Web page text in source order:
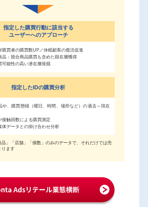
指定した購買行動に該当する
ユーザーへのアプローチ
買者の購買数UP／休眠顧客の復活促進
：競合商品購買も含めた顕在層獲得
能性の高い潜在層発掘
指定したIDの購買分析
、購買態様（曜日、時間、場所など）の過去～現在
触回数による購買測定
データとの掛け合わせ分析
」「店舗」「個数」のみのデータで、それだけでは売
ります